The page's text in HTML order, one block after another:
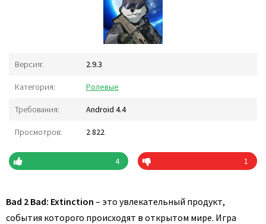
Версия: 2.9.3
Категория: Ролевые
Требования: Android 4.4
Просмотров: 2 822
4 1
Bad 2 Bad: Extinction – это увлекательный продукт,
события которого происходят в открытом мире. Игра